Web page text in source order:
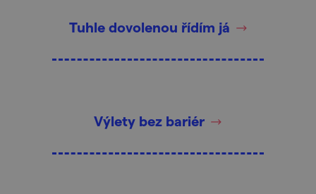
Tuhle dovolenou řídím já
Výlety bez bariér